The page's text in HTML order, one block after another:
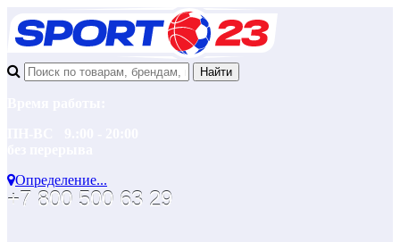
Определение...
+7 800 500 63 29